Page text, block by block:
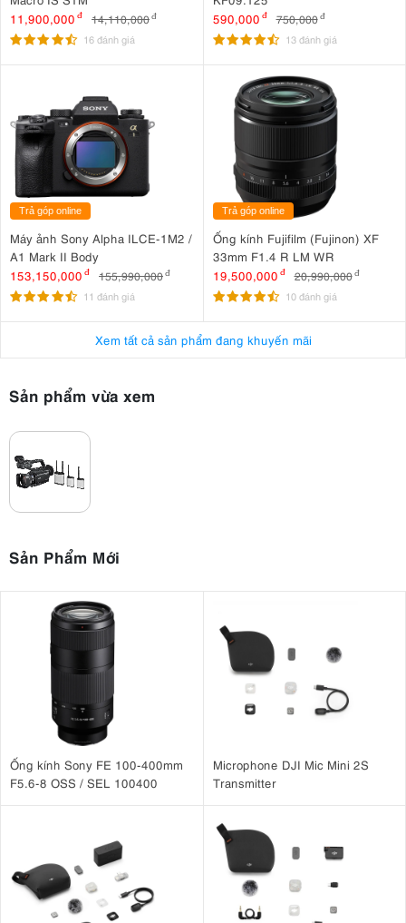
11,900,000 đ 14,110,000đ
16 đánh giá
590,000 đ 750,000 đ
13 đánh giá
Trả góp online
Máy ảnh Sony Alpha ILCE-1M2 /
A1 Mark II Body
153,150,000 đ 155,990,000đ
11 đánh giá
Trả góp online
Ống kính Fujifilm (Fujinon) XF
33mm F1.4 R LM WR
19,500,000 đ 20,990,000 đ
10 đánh giá
Xem tất cả sản phẩm đang khuyến mãi
Sản phẩm vừa xem
Sản Phẩm Mới
Ống kính Sony FE 100-400mm
F5.6-8 OSS / SEL 100400
Microphone DJI Mic Mini 2S
Transmitter